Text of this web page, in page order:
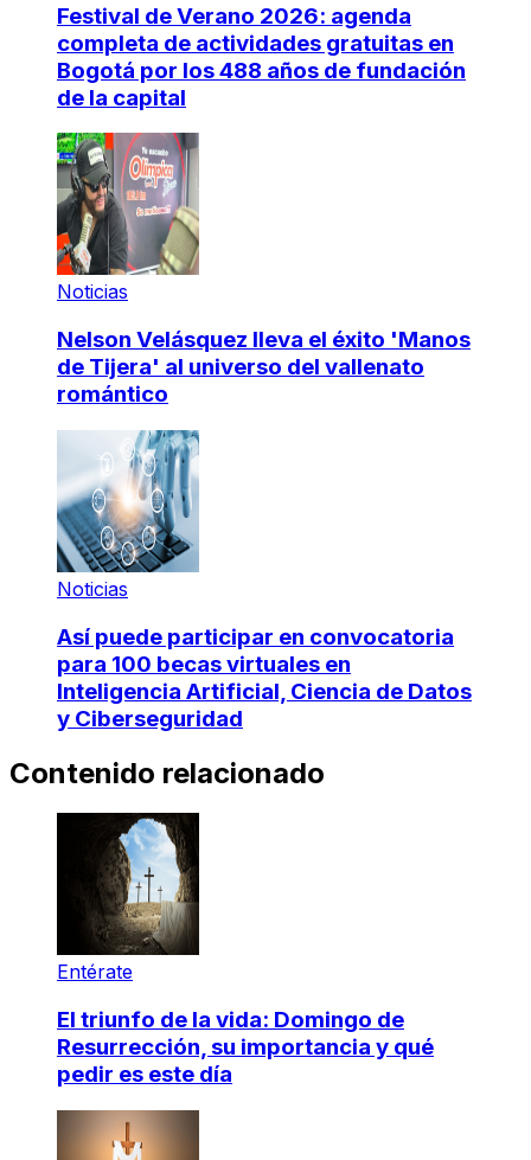
Festival de Verano 2026: agenda
completa de actividades gratuitas en
Bogotá por los 488 años de fundación
de la capital
Noticias
Nelson Velásquez lleva el éxito 'Manos
de Tijera' al universo del vallenato
romántico
Noticias
Así puede participar en convocatoria
para 100 becas virtuales en
Inteligencia Artificial, Ciencia de Datos
y Ciberseguridad
Contenido relacionado
Entérate
El triunfo de la vida: Domingo de
Resurrección, su importancia y qué
pedir es este día